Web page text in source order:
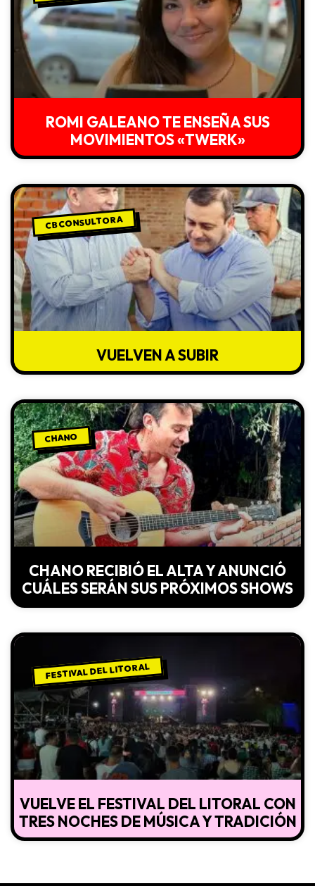
ROMI GALEANO TE ENSEÑA SUS
MOVIMIENTOS «TWERK»
CB CONSULTORA
VUELVEN A SUBIR
CHANO
CHANO RECIBIÓ EL ALTA Y ANUNCIÓ
CUÁLES SERÁN SUS PRÓXIMOS SHOWS
FESTIVAL DEL LITORAL
VUELVE EL FESTIVAL DEL LITORAL CON
TRES NOCHES DE MÚSICA Y TRADICIÓN